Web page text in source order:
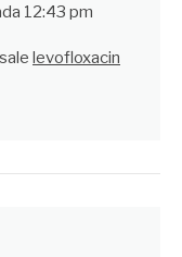
12:43 pm
levofloxacin